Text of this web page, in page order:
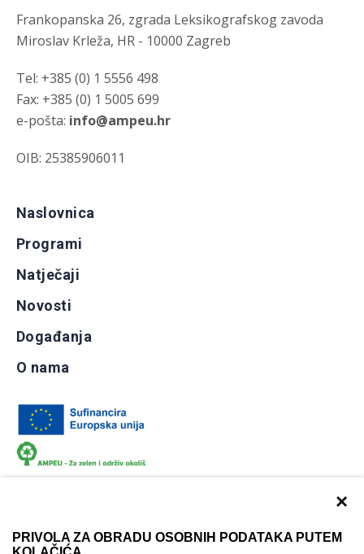
×
PRIVOLA ZA OBRADU OSOBNIH PODATAKA PUTEM
Frankopanska 26, zgrada Leksikografskog zavoda
Miroslav Krleža, HR - 10000 Zagreb
Tel: +385 (0) 1 5556 498
Fax: +385 (0) 1 5005 699
e-pošta: info@ampeu.hr
OIB: 25385906011
Naslovnica
Programi
Natječaji
Novosti
Događanja
O nama